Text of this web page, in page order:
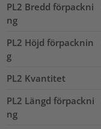
PL2 Bredd förpackni
ng
PL2 Höjd förpacknin
g
PL2 Kvantitet
PL2 Längd förpackni
ng